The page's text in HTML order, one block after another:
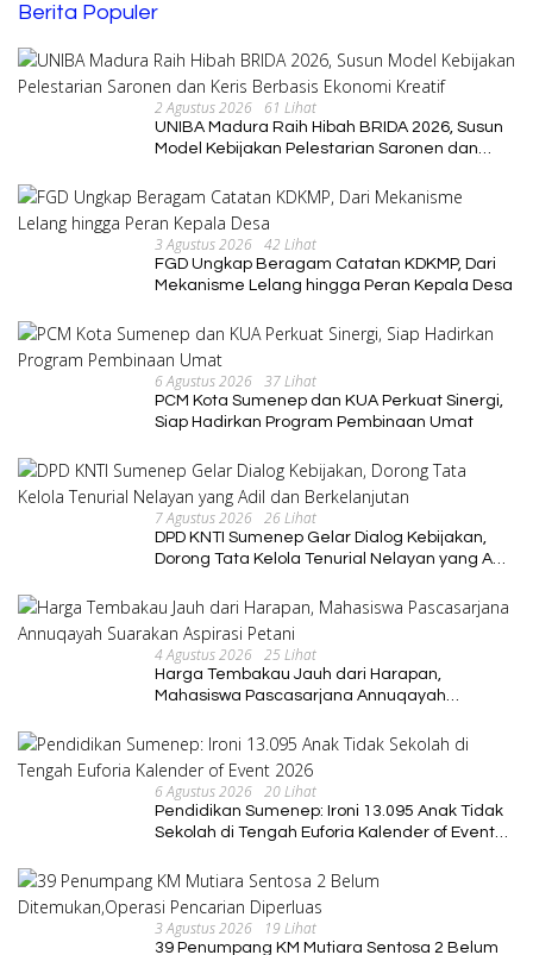
Berita Populer
2 Agustus 2026 61 Lihat
UNIBA Madura Raih Hibah BRIDA 2026, Susun
Model Kebijakan Pelestarian Saronen dan
3 Agustus 2026 42 Lihat
FGD Ungkap Beragam Catatan KDKMP, Dari
Mekanisme Lelang hingga Peran Kepala Desa
6 Agustus 2026 37 Lihat
PCM Kota Sumenep dan KUA Perkuat Sinergi,
Siap Hadirkan Program Pembinaan Umat
7 Agustus 2026 26 Lihat
DPD KNTI Sumenep Gelar Dialog Kebijakan,
Dorong Tata Kelola Tenurial Nelayan yang Adil
4 Agustus 2026 25 Lihat
Harga Tembakau Jauh dari Harapan,
Mahasiswa Pascasarjana Annuqayah
6 Agustus 2026 20 Lihat
Pendidikan Sumenep: Ironi 13.095 Anak Tidak
Sekolah di Tengah Euforia Kalender of Event
3 Agustus 2026 19 Lihat
39 Penumpang KM Mutiara Sentosa 2 Belum